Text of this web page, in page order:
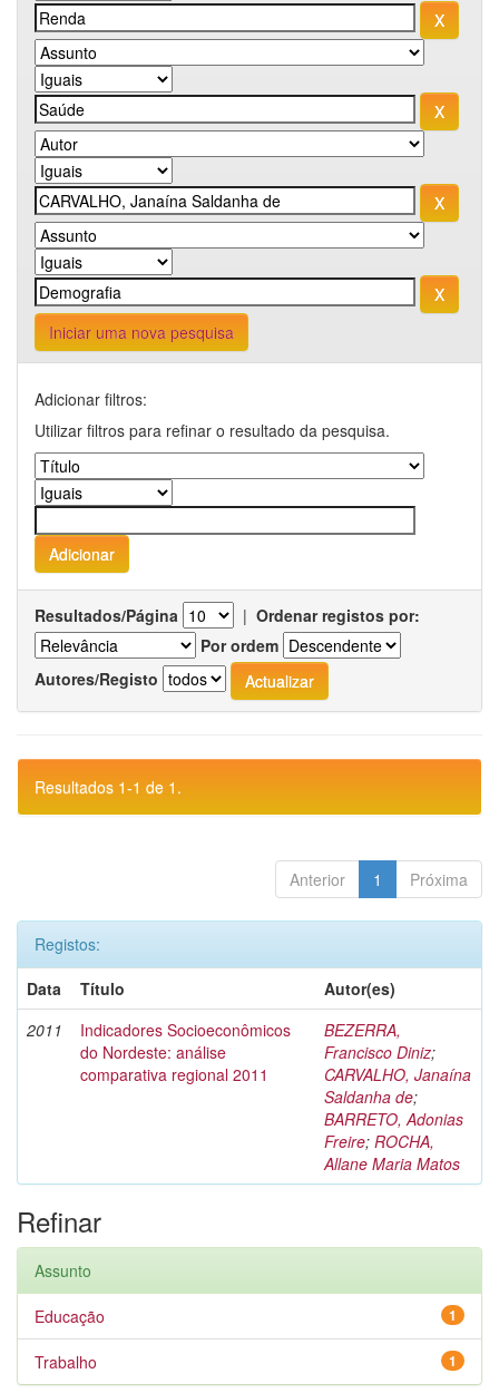
Iniciar uma nova pesquisa
Adicionar filtros:
Utilizar filtros para refinar o resultado da pesquisa.
Resultados/Página | Ordenar registos por:
Por ordem
Autores/Registo
Resultados 1-1 de 1.
Anterior 1 Próxima
Registos:
Data
Título
Autor(es)
2011
Indicadores Socioeconômicos
do Nordeste: análise
comparativa regional 2011
BEZERRA,
Francisco Diniz;
CARVALHO, Janaína
Saldanha de;
BARRETO, Adonias
Freire; ROCHA,
Allane Maria Matos
Refinar
Assunto
1
Educação
1
Trabalho